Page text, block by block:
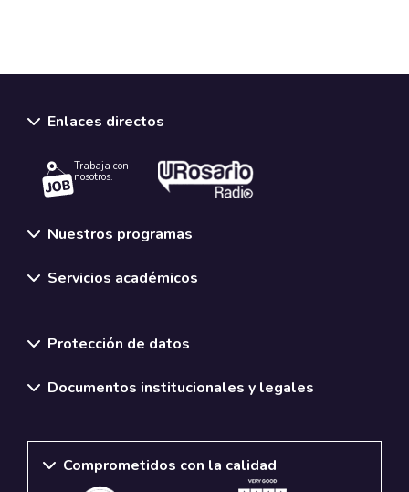
Enlaces directos
Trabaja con
nosotros.
Nuestros programas
Servicios académicos
Protección de datos
Documentos institucionales y legales
Comprometidos con la calidad